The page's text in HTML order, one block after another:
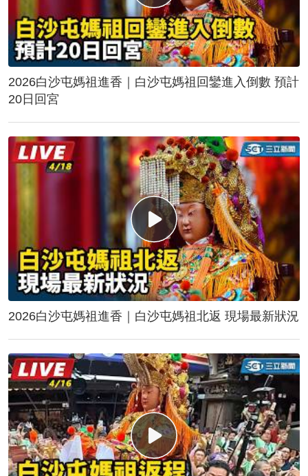
2026白沙屯媽祖進香｜白沙屯媽祖回鑾進入倒數 預計
20日回宮
2026白沙屯媽祖進香｜白沙屯媽祖北返 現場最新狀況